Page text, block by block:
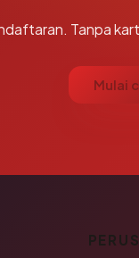
Tanpa
Mulai